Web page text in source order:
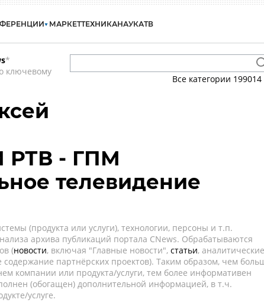
МАРКЕТТЕХНИКАНАУКАТВ
*
ключевому
Все категории 199014
РТВ - ГПМ
телевидение
(продукта или услуги), технологии, персоны и т.п.
архива публикаций портала CNews. Обрабатываются
(новости, включая "Главные новости", статьи, аналитические
партнёрских проектов). Таким образом, чем
компании или продукта/услуги, тем более информативен
(обогащен) дополнительной информацией, в т.ч.
услуге.